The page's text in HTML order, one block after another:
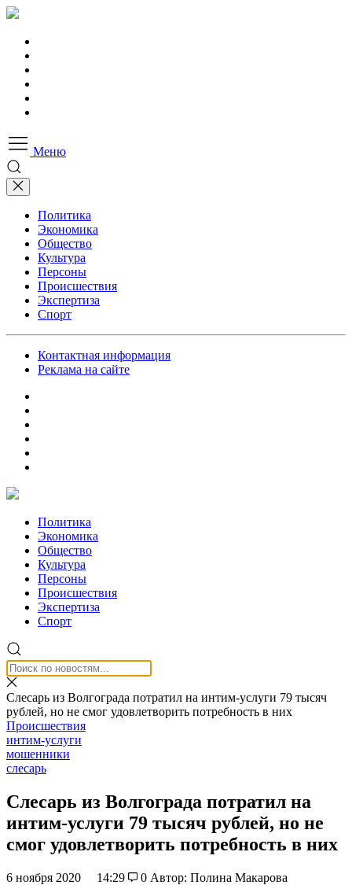
Меню
Политика
Экономика
Общество
Культура
Персоны
Происшествия
Экспертиза
Спорт
Контактная информация
Реклама на сайте
Политика
Экономика
Общество
Культура
Персоны
Происшествия
Экспертиза
Спорт
Слесарь из Волгограда потратил на интим-услуги 79 тысяч
рублей, но не смог удовлетворить потребность в них
Происшествия
интим-услуги
мошенники
слесарь
Слесарь из Волгограда потратил на
интим-услуги 79 тысяч рублей, но не
смог удовлетворить потребность в них
6 ноября 2020 14:29 0 Автор: Полина Макарова